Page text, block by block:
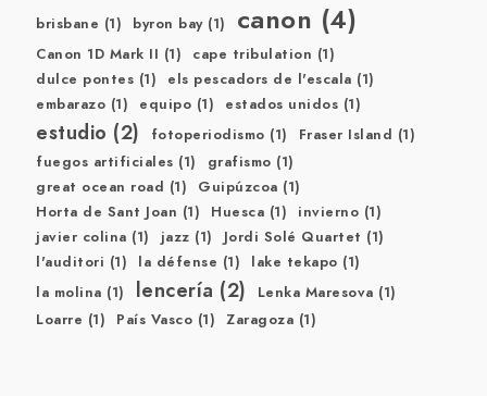
brisbane (1) byron bay(1) canon (4)
Canon 1D Mark II (1) cape tribulation (1)
dulce pontes (1) els pescadors de l'escala (1)
embarazo (1) equipo (1) estados unidos (1)
estudio (2) fotoperiodismo (1) Fraser Island (1)
fuegos artificiales (1) grafismo (1)
great ocean road (1) Guipúzcoa (1)
Horta de Sant Joan (1) Huesca (1) invierno (1)
javier colina (1) jazz (1) Jordi Solé Quartet (1)
l'auditori (1) la défense (1) lake tekapo (1)
la molina (1) lencería (2) Lenka Maresova (1)
Loarre (1) País Vasco (1) Zaragoza (1)